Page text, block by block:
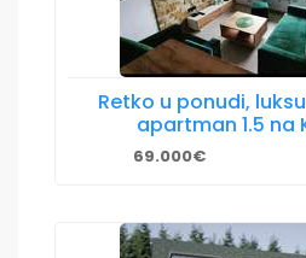
Retko u ponudi,
apartman 1.5 na
69.000€